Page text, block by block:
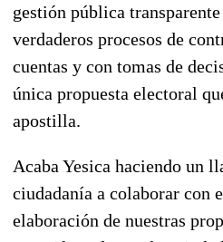
gestión pública
verdaderos procesos de
cuentas y con tomas de
única propuesta electoral
apostilla.
Acaba Yesica haciendo un
ciudadanía a colaborar con
elaboración de nuestras